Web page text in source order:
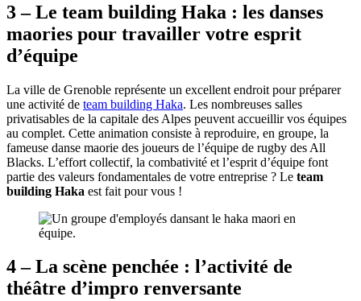
3 – Le team building Haka : les danses
maories pour travailler votre esprit
d’équipe
La ville de Grenoble représente un excellent endroit pour préparer
une activité de team building Haka. Les nombreuses salles
privatisables de la capitale des Alpes peuvent accueillir vos équipes
au complet. Cette animation consiste à reproduire, en groupe, la
fameuse danse maorie des joueurs de l’équipe de rugby des All
Blacks. L’effort collectif, la combativité et l’esprit d’équipe font
partie des valeurs fondamentales de votre entreprise ? Le team
building Haka est fait pour vous !
4 – La scène penchée : l’activité de
théâtre d’impro renversante